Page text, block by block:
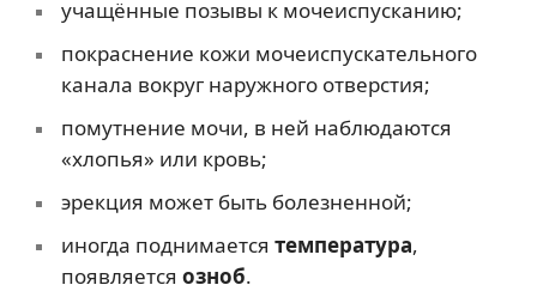
учащённые позывы к мочеиспусканию;
покраснение кожи мочеиспускательного
канала вокруг наружного отверстия;
помутнение мочи, в ней наблюдаются
«хлопья» или кровь;
эрекция может быть болезненной;
иногда поднимается температура,
появляется озноб.